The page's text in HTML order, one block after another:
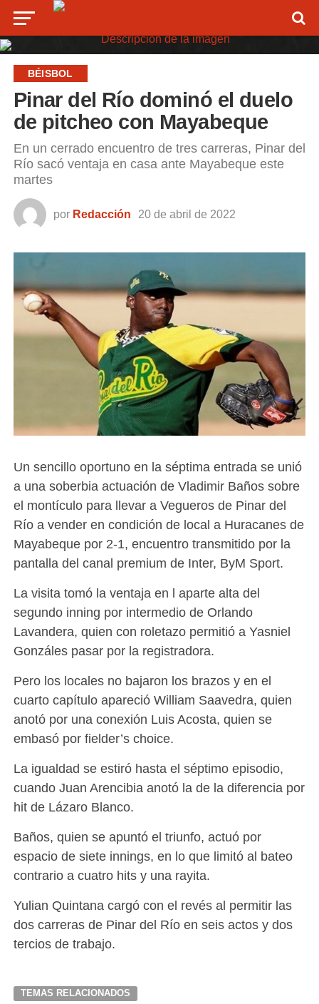
BÉISBOL
Pinar del Río dominó el duelo
de pitcheo con Mayabeque
En un cerrado encuentro de tres carreras, Pinar del
Río sacó ventaja en casa ante Mayabeque este
martes
por Redacción 20 de abril de 2022
Un sencillo oportuno en la séptima entrada se unió
a una soberbia actuación de Vladimir Baños sobre
el montículo para llevar a Vegueros de Pinar del
Río a vender en condición de local a Huracanes de
Mayabeque por 2-1, encuentro transmitido por la
pantalla del canal premium de Inter, ByM Sport.
La visita tomó la ventaja en l aparte alta del
segundo inning por intermedio de Orlando
Lavandera, quien con roletazo permitió a Yasniel
Gonzáles pasar por la registradora.
Pero los locales no bajaron los brazos y en el
cuarto capítulo apareció William Saavedra, quien
anotó por una conexión Luis Acosta, quien se
embasó por fielder’s choice.
La igualdad se estiró hasta el séptimo episodio,
cuando Juan Arencibia anotó la de la diferencia por
hit de Lázaro Blanco.
Baños, quien se apuntó el triunfo, actuó por
espacio de siete innings, en lo que limitó al bateo
contrario a cuatro hits y una rayita.
Yulian Quintana cargó con el revés al permitir las
dos carreras de Pinar del Río en seis actos y dos
tercios de trabajo.
TEMAS RELACIONADOS